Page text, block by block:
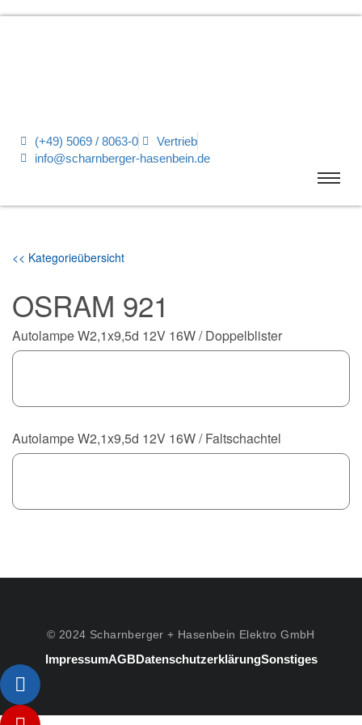
(+49) 5069 / 8063-0
Vertrieb
info@scharnberger-hasenbein.de
<< Kategorieübersicht
OSRAM 921
Autolampe W2,1x9,5d 12V 16W / Doppelblister
Autolampe W2,1x9,5d 12V 16W / Faltschachtel
© 2024 Scharnberger + Hasenbein Elektro GmbH
ImpressumAGBDatenschutzerklärungSonstiges